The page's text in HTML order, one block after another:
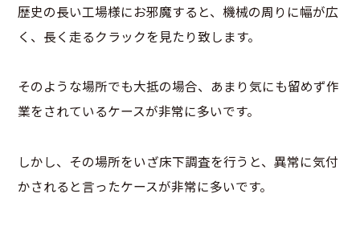
歴史の長い工場様にお邪魔すると、機械の周りに幅が広
く、長く走るクラックを見たり致します。
そのような場所でも大抵の場合、あまり気にも留めず作
業をされているケースが非常に多いです。
しかし、その場所をいざ床下調査を行うと、異常に気付
かされると言ったケースが非常に多いです。